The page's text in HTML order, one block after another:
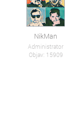
NikMan
Administrator
Objav: 15909